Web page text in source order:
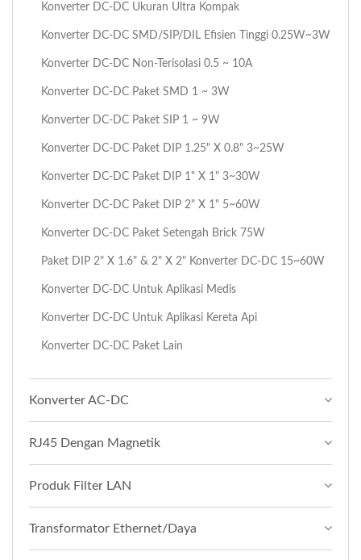
Konverter DC-DC Ukuran Ultra Kompak
Konverter DC-DC SMD/SIP/DIL Efisien Tinggi 0.25W~3W
Konverter DC-DC Non-Terisolasi 0.5 ~ 10A
Konverter DC-DC Paket SMD 1 ~ 3W
Konverter DC-DC Paket SIP 1 ~ 9W
Konverter DC-DC Paket DIP 1.25" X 0.8" 3~25W
Konverter DC-DC Paket DIP 1" X 1" 3~30W
Konverter DC-DC Paket DIP 2" X 1" 5~60W
Konverter DC-DC Paket Setengah Brick 75W
Paket DIP 2" X 1.6" & 2" X 2" Konverter DC-DC 15~60W
Konverter DC-DC Untuk Aplikasi Medis
Konverter DC-DC Untuk Aplikasi Kereta Api
Konverter DC-DC Paket Lain
Konverter AC-DC
RJ45 Dengan Magnetik
Produk Filter LAN
Transformator Ethernet/Daya